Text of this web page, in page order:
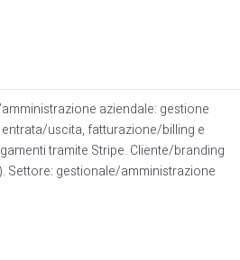
aziendale: gestione
uscita, fatturazione/billing e
tramite Stripe. Cliente/branding
Settore: gestionale/amministrazione